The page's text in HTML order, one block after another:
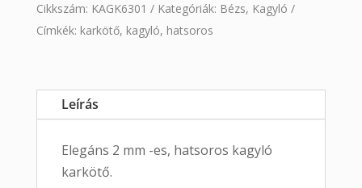
Cikkszám: KAGK6301 Kategóriák: Bézs, Kagyló
Címkék: karkötő, kagyló, hatsoros
Leírás
Elegáns 2 mm -es, hatsoros kagyló
karkötő.